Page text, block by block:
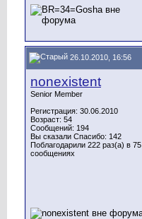
26.10.2010, 16:56
nonexistent
Senior Member
Регистрация: 30.06.2010
Возраст: 54
Сообщений: 194
Вы сказали Спасибо: 142
Поблагодарили 222 раз(а) в 75
сообщениях